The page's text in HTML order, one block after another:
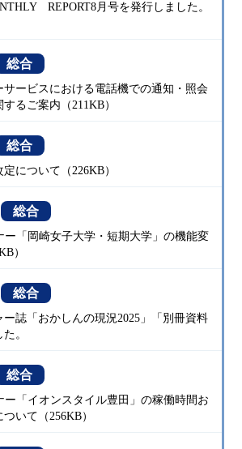
REPORT8月号を発行しました。
総合
サービスにおける電話機での通知・照会
るご案内（211KB）
総合
について（226KB）
総合
ー「岡崎女子大学・短期大学」の機能変
）
総合
誌「おかしんの現況2025」「別冊資料
。
総合
ー「イオンスタイル豊田」の稼働時間お
いて（256KB）